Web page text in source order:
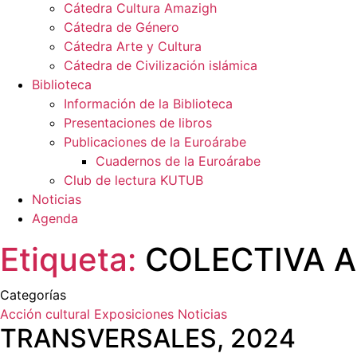
Cátedra Cultura Amazigh
Cátedra de Género
Cátedra Arte y Cultura
Cátedra de Civilización islámica
Biblioteca
Información de la Biblioteca
Presentaciones de libros
Publicaciones de la Euroárabe
Cuadernos de la Euroárabe
Club de lectura KUTUB
Noticias
Agenda
Etiqueta: COLECTIVA
Categorías
Acción cultural Exposiciones Noticias
TRANSVERSALES, 2024